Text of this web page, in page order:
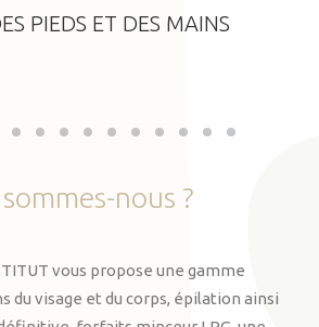
PIEDS ET DES MAINS
sommes-nous ?
vous propose une gamme
du visage et du corps, épilation ainsi